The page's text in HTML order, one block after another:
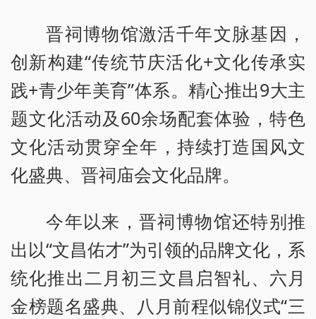
晋祠博物馆激活千年文脉基因，
创新构建“传统节庆活化+文化传承实
践+青少年美育”体系。精心推出9大主
题文化活动及60余场配套体验，特色
文化活动贯穿全年，持续打造国风文
化盛典、晋祠庙会文化品牌。
今年以来，晋祠博物馆还特别推
出以“文昌佑才”为引领的品牌文化，系
统化推出二月初三文昌启智礼、六月
金榜题名盛典、八月前程似锦仪式“三